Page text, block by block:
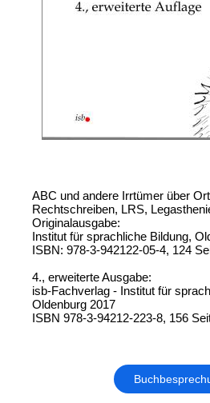
ABC und andere Irrtümer über
Rechtschreiben, LRS,
Originalausgabe:
Institut für sprachliche Bildung,
ISBN: 978-3-942122-05-4, 124
4., erweiterte Ausgabe:
isb-Fachverlag - Institut für
Oldenburg 2017
ISBN 978-3-94212-223-8, 156